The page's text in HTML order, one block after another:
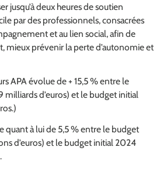
jusqu’à deux heures de soutien
par des professionnels, consacrées
et au lien social, afin de
mieux prévenir la perte d’autonomie et
APA évolue de + 15,5 % entre le
d’euros) et le budget initial
quant à lui de 5,5 % entre le budget
d’euros) et le budget initial 2024